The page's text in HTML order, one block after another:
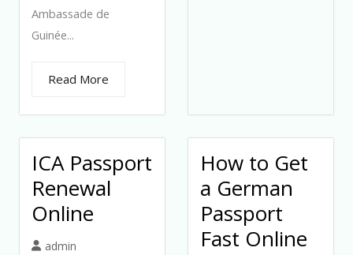
Ambassade de
Guinée...
Read More
ICA Passport
Renewal
Online
admin
How to Get
a German
Passport
Fast Online